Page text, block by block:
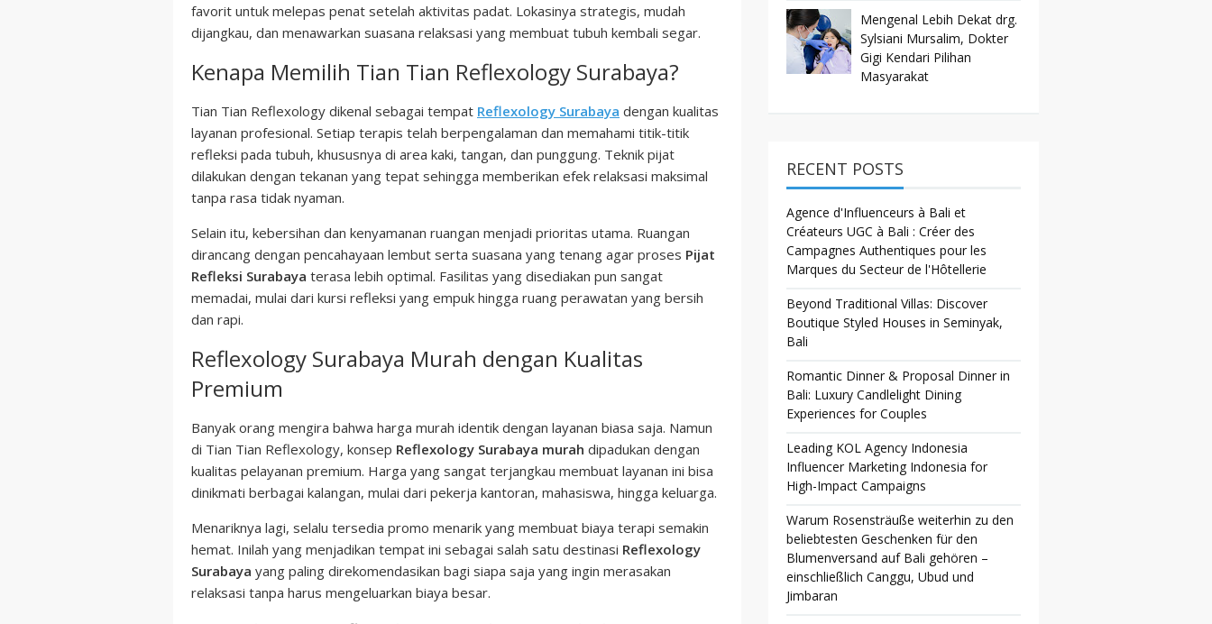
favorit untuk melepas penat setelah aktivitas padat. Lokasinya strategis, mudah
dijangkau, dan menawarkan suasana relaksasi yang membuat tubuh kembali segar.
Kenapa Memilih Tian Tian Reflexology Surabaya?
Tian Tian Reflexology dikenal sebagai tempat Reflexology Surabaya dengan kualitas
layanan profesional. Setiap terapis telah berpengalaman dan memahami titik-titik
refleksi pada tubuh, khususnya di area kaki, tangan, dan punggung. Teknik pijat
dilakukan dengan tekanan yang tepat sehingga memberikan efek relaksasi maksimal
tanpa rasa tidak nyaman.
Selain itu, kebersihan dan kenyamanan ruangan menjadi prioritas utama. Ruangan
dirancang dengan pencahayaan lembut serta suasana yang tenang agar proses Pijat
Refleksi Surabaya terasa lebih optimal. Fasilitas yang disediakan pun sangat
memadai, mulai dari kursi refleksi yang empuk hingga ruang perawatan yang bersih
dan rapi.
Reflexology Surabaya Murah dengan Kualitas
Premium
Banyak orang mengira bahwa harga murah identik dengan layanan biasa saja. Namun
di Tian Tian Reflexology, konsep Reflexology Surabaya murah dipadukan dengan
kualitas pelayanan premium. Harga yang sangat terjangkau membuat layanan ini bisa
dinikmati berbagai kalangan, mulai dari pekerja kantoran, mahasiswa, hingga keluarga.
Menariknya lagi, selalu tersedia promo menarik yang membuat biaya terapi semakin
hemat. Inilah yang menjadikan tempat ini sebagai salah satu destinasi Reflexology
Surabaya yang paling direkomendasikan bagi siapa saja yang ingin merasakan
relaksasi tanpa harus mengeluarkan biaya besar.
Mengenal Lebih Dekat drg.
Sylsiani Mursalim, Dokter
Gigi Kendari Pilihan
Masyarakat
RECENT POSTS
Agence d'Influenceurs à Bali et
Créateurs UGC à Bali : Créer des
Campagnes Authentiques pour les
Marques du Secteur de l'Hôtellerie
Beyond Traditional Villas: Discover
Boutique Styled Houses in Seminyak,
Bali
Romantic Dinner & Proposal Dinner in
Bali: Luxury Candlelight Dining
Experiences for Couples
Leading KOL Agency Indonesia
Influencer Marketing Indonesia for
High-Impact Campaigns
Warum Rosensträuße weiterhin zu den
beliebtesten Geschenken für den
Blumenversand auf Bali gehören –
einschließlich Canggu, Ubud und
Jimbaran